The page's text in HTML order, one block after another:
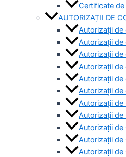
Certificate
AUTORIZAȚII DE
Autorizații
Autorizații
Autorizații
Autorizații
Autorizații
Autorizații de
Autorizații
Autorizații
Autorizaţii de
Autorizaţii de
Autorizaţii de